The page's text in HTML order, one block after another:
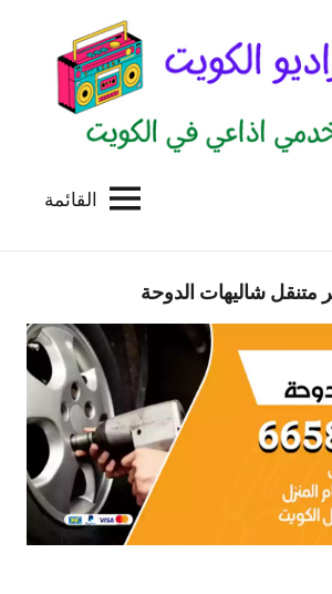
القائمة
متنقل شاليهات الدوحة